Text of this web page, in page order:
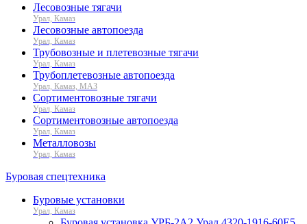
Лесовозные тягачи
Урал, Камаз
Лесовозные автопоезда
Урал, Камаз
Трубовозные и плетевозные тягачи
Урал, Камаз
Трубоплетевозные автопоезда
Урал, Камаз, МАЗ
Сортиментовозные тягачи
Урал, Камаз
Сортиментовозные автопоезда
Урал, Камаз
Металловозы
Урал, Камаз
Буровая спецтехника
Буровые установки
Урал, Камаз